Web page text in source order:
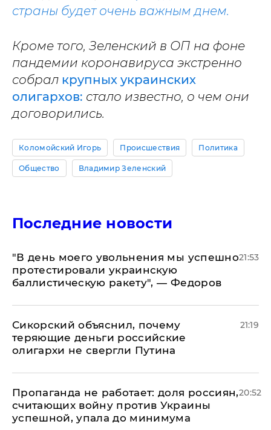
страны будет очень важным днем.
Кроме того, Зеленский в ОП на фоне
пандемии коронавируса экстренно
собрал крупных украинских
олигархов: стало известно, о чем они
договорились.
Коломойский Игорь Происшествия Политика
Общество Владимир Зеленский
Последние новости
​"В день моего увольнения мы успешно
протестировали украинскую
баллистическую ракету", — Федоров
21:53
Сикорский объяснил, почему
теряющие деньги российские
олигархи не свергли Путина
21:19
​Пропаганда не работает: доля россиян,
считающих войну против Украины
успешной, упала до минимума
20:52